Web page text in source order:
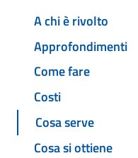
A chi è rivolto
Approfondimenti
Come fare
Costi
Cosa serve
Cosa si ottiene